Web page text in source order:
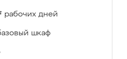
рабочих дней
шкаф